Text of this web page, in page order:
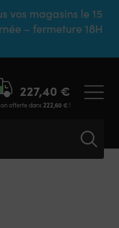
vos magasins le 15
– fermeture 18H
227,40 €
offerte dans222,60 €!